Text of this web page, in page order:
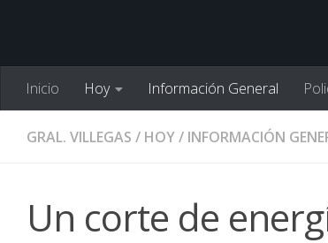
Inicio Hoy Información General
GRAL. VILLEGAS / HOY/ INFORMACIÓN
Un corte de